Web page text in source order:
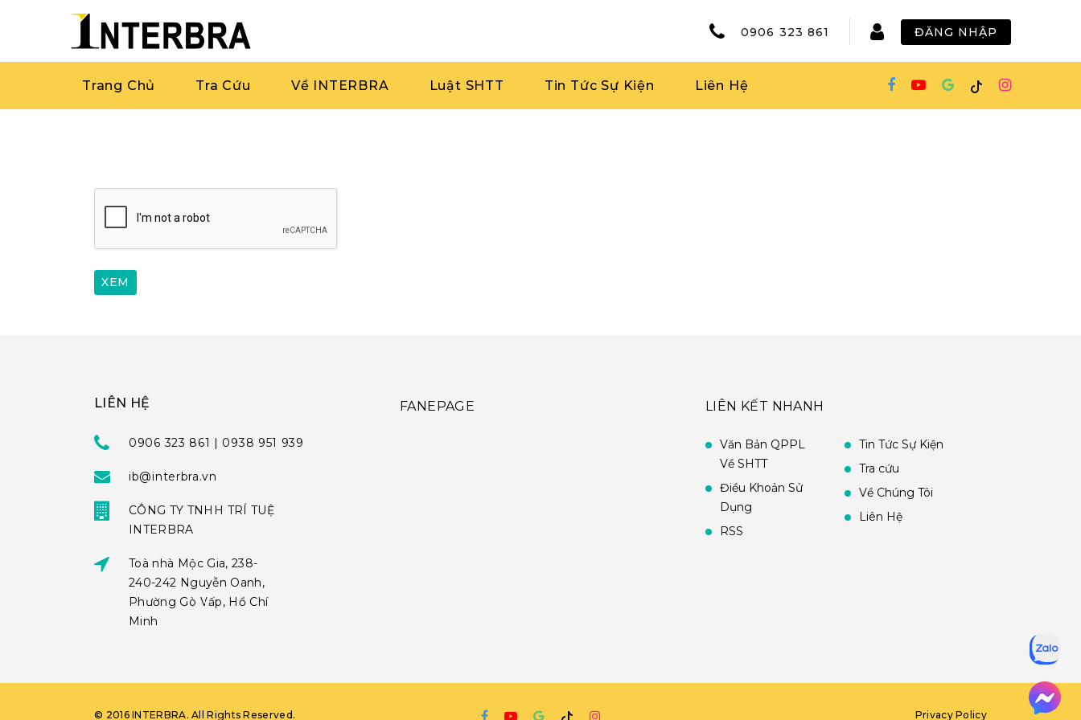
0906 323 861 ĐĂNG NHẬP
Trang Chủ Tra Cứu Về INTERBRA Luật SHTT Tin Tức Sự Kiện Liên Hệ
LIÊN HỆ
0906 323 861 | 0938 951 939
ib@interbra.vn
CÔNG TY TNHH TRÍ TUỆ
INTERBRA
Toà nhà Mộc Gia, 238-
240-242 Nguyễn Oanh,
Phường Gò Vấp, Hồ Chí
Minh
FANEPAGE LIÊN KẾT NHANH
Văn Bản QPPL
Về SHTT
Điều Khoản Sử
Dụng
RSS
Tin Tức Sự Kiện
Tra cứu
Về Chúng Tôi
Liên Hệ
© 2016 INTERBRA. All Rights Reserved. Privacy Policy